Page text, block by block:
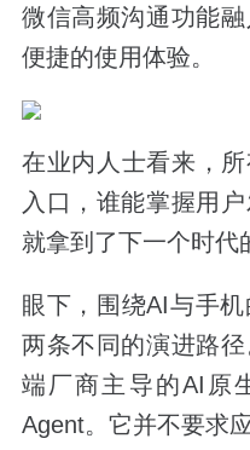
微信高频沟通功能
便捷的使用体验。
在业内人士看来，
入口，谁能掌握用
就拿到了下一个时代
眼下，围绕AI与手
两条不同的演进路
端厂商主导的AI原
Agent。它并不要求